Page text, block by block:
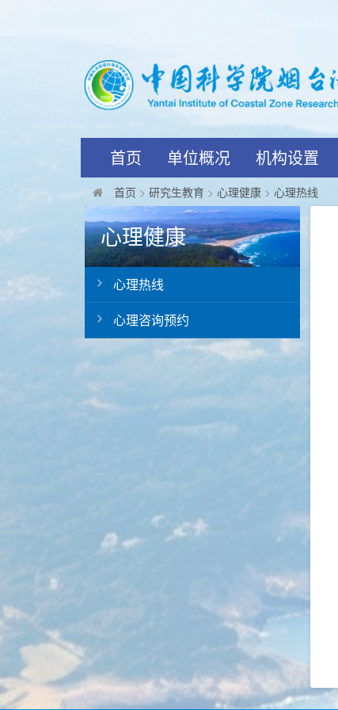
首页 单位概况 机构设置
首页 > 研究生教育 > 心理健康 > 心理热线
心理健康
心理热线
心理咨询预约